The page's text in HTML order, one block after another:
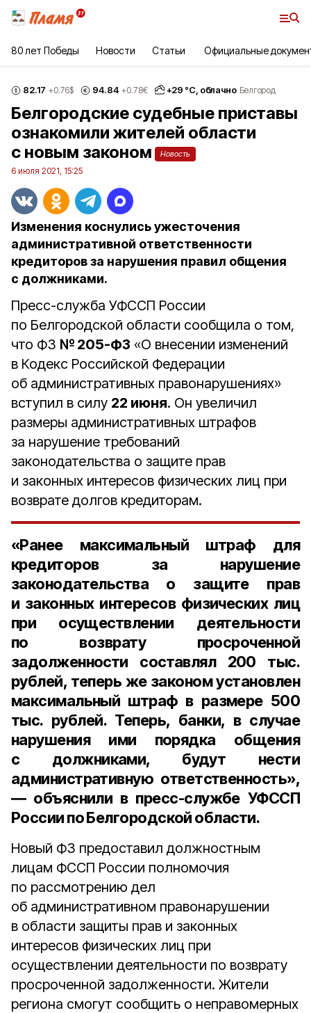
80 лет Победы Новости Статьи Официальные
82.17 +0.76$ 94.84 +0.78€ +29 °С, облачно Белгород
Белгородские судебные приставы
ознакомили жителей области
с новым законом
Новость
6 июля 2021, 15:25
Изменения коснулись ужесточения
административной ответственности
кредиторов за нарушения правил общения
с должниками.
Пресс-служба УФССП России
по Белгородской области сообщила о том,
что ФЗ № 205-ФЗ «О внесении изменений
в Кодекс Российской Федерации
об административных правонарушениях»
вступил в силу 22 июня. Он увеличил
размеры административных штрафов
за нарушение требований
законодательства о защите прав
и законных интересов физических лиц при
возврате долгов кредиторам.
«Ранее максимальный штраф для
кредиторов за нарушение
законодательства о защите прав
и законных интересов физических лиц
при осуществлении деятельности
по возврату просроченной
задолженности составлял 200 тыс.
рублей, теперь же законом установлен
максимальный штраф в размере 500
тыс. рублей. Теперь, банки, в случае
нарушения ими порядка общения
с должниками, будут нести
административную ответственность»,
― объяснили в пресс-службе УФССП
России по Белгородской области.
Новый ФЗ предоставил должностным
лицам ФССП России полномочия
по рассмотрению дел
об административном правонарушении
в области защиты прав и законных
интересов физических лиц при
осуществлении деятельности по возврату
просроченной задолженности. Жители
региона смогут сообщить о неправомерных